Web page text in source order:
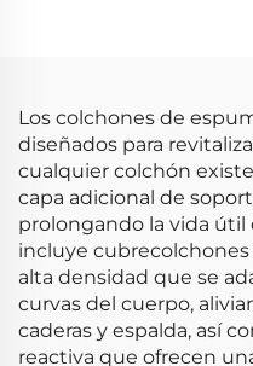
Los colchones de
diseñados para
cualquier colchón
capa adicional de
prolongando la vida útil
incluye
alta densidad que se
curvas del cuerpo,
caderas y espalda, así
reactiva que ofrecen